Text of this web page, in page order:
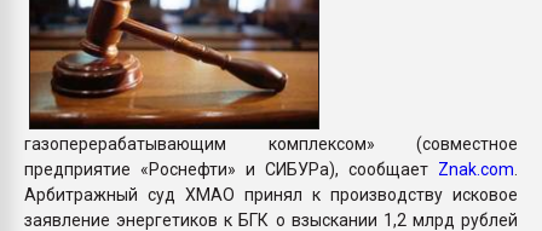
газоперерабатывающим комплексом» (совместное
предприятие «Роснефти» и СИБУРа), сообщает Znak.com
Арбитражный суд ХМАО принял к производству исковое
заявление энергетиков к БГК о взыскании 1,2 млрд рублей